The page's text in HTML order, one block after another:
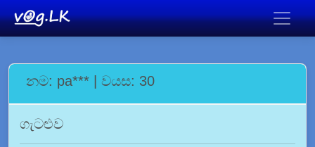
නම: pa*** | වයස: 30
ගැටළුව